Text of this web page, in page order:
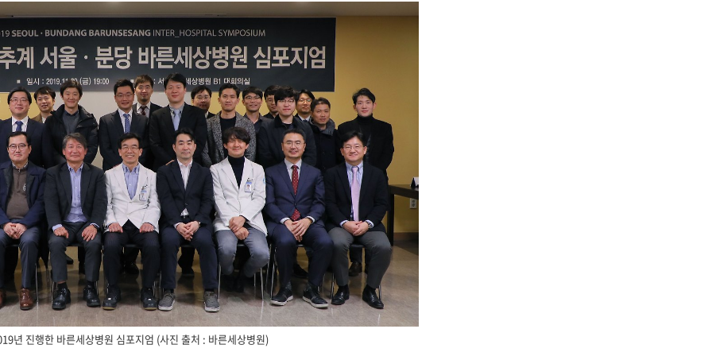
년 진행한 바른세상병원 심포지엄 (사진 출처 : 바른세상병원)